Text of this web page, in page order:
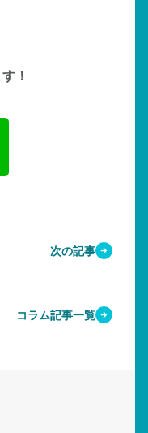
！
次の記事
コラム記事一覧